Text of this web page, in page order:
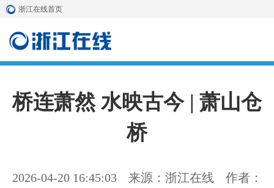
浙江在线首页
桥连萧然 水映古今 | 萧山仓
桥
2026-04-20 16:45:03 来源：浙江在线
作者：